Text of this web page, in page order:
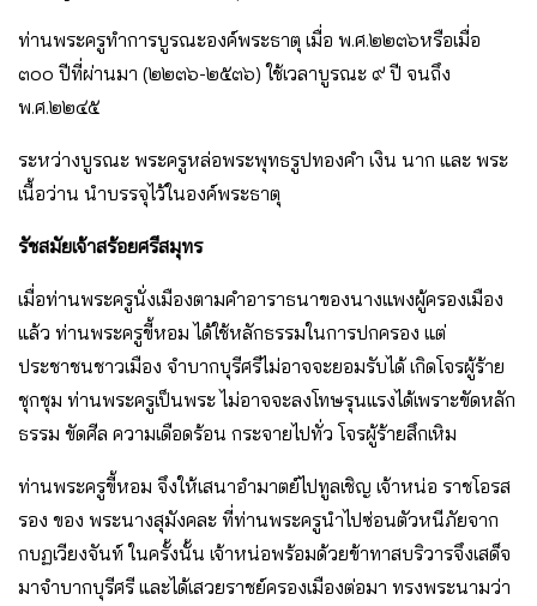
ท่านพระครูทําการบูรณะองค์พระธาตุ เมื่อ พ.ศ.๒๒๓๖หรือเมื่อ
๓๐๐ ปีที่ผ่านมา (๒๒๓๖-๒๕๓๖) ใช้เวลาบูรณะ ๙ ปี จนถึง
พ.ศ.๒๒๔๕
ระหว่างบูรณะ พระครูหล่อพระพุทธรูปทองคํา เงิน นาก และ พระ
เนื้อว่าน นําบรรจุไว้ในองค์พระธาตุ
รัชสมัยเจ้าสร้อยศรีสมุทร
เมื่อท่านพระครูนั่งเมืองตามคําอาราธนาของนางแพงผู้ครองเมือง
แล้ว ท่านพระครูขี้หอม ได้ใช้หลักธรรมในการปกครอง แต่
ประชาชนชาวเมือง จําบากบุรีศรีไม่อาจจะยอมรับได้ เกิดโจรผู้ร้าย
ชุกชุม ท่านพระครูเป็นพระ ไม่อาจจะลงโทษรุนแรงได้เพราะขัดหลัก
ธรรม ขัดศีล ความเดือดร้อน กระจายไปทั่ว โจรผู้ร้ายสึกเหิม
ท่านพระครูขี้หอม จึงให้เสนาอํามาตย์ไปทูลเชิญ เจ้าหน่อ ราชโอรส
รอง ของ พระนางสุมังคละ ที่ท่านพระครูนําไปซ่อนตัวหนีภัยจาก
กบฏเวียงจันท์ ในครั้งนั้น เจ้าหน่อพร้อมด้วยข้าทาสบริวารจึงเสด็จ
มาจําบากบุรีศรี และได้เสวยราชย์ครองเมืองต่อมา ทรงพระนามว่า